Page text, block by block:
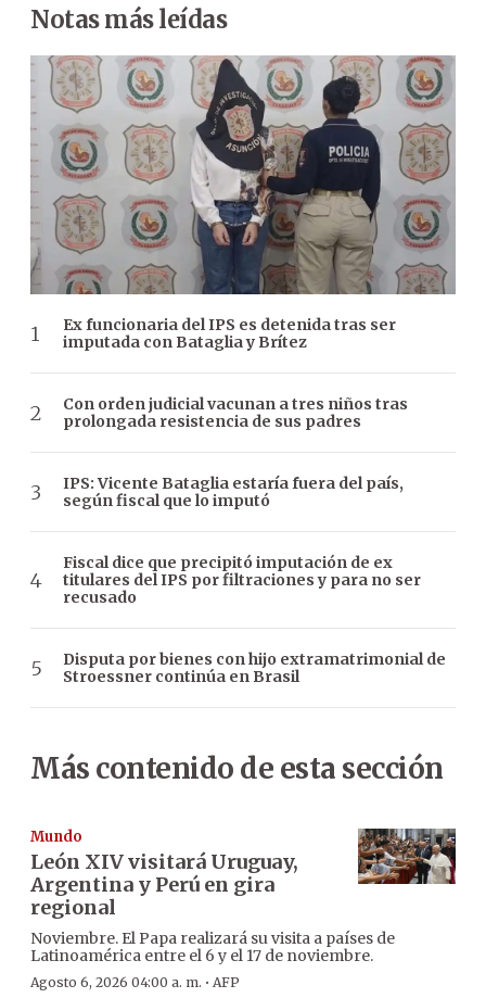
Notas más leídas
Ex funcionaria del IPS es detenida tras ser
imputada con Bataglia y Brítez
Con orden judicial vacunan a tres niños tras
prolongada resistencia de sus padres
IPS: Vicente Bataglia estaría fuera del país,
según fiscal que lo imputó
Fiscal dice que precipitó imputación de ex
titulares del IPS por filtraciones y para no ser
recusado
Disputa por bienes con hijo extramatrimonial de
Stroessner continúa en Brasil
Más contenido de esta sección
Mundo
León XIV visitará Uruguay,
Argentina y Perú en gira
regional
Noviembre. El Papa realizará su visita a países de
Latinoamérica entre el 6 y el 17 de noviembre.
Agosto 6, 2026 04:00 a. m. · AFP